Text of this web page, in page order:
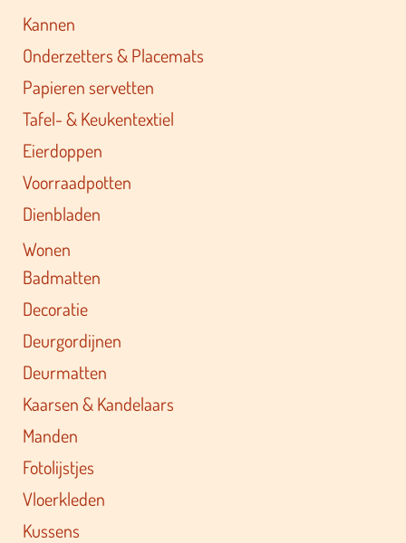
Kannen
Onderzetters & Placemats
Papieren servetten
Tafel- & Keukentextiel
Eierdoppen
Voorraadpotten
Dienbladen
Wonen
Badmatten
Decoratie
Deurgordijnen
Deurmatten
Kaarsen & Kandelaars
Manden
Fotolijstjes
Vloerkleden
Kussens